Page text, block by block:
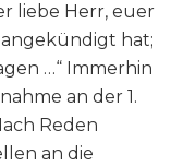
liebe Herr, euer
angekündigt hat;
…“ Immerhin
an der 1.
Reden
an die